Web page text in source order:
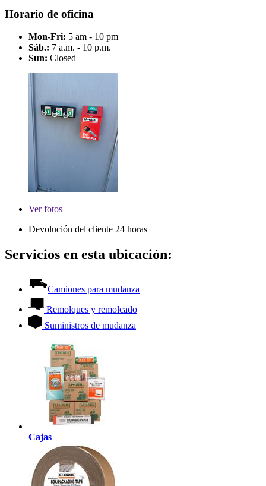
Horario de oficina
Mon-Fri: 5 am - 10 pm
Sáb.: 7 a.m. - 10 p.m.
Sun: Closed
Verfotos
Devolución del cliente 24 horas
Servicios en esta ubicación:
Camiones para mudanza
Remolques y remolcado
Suministros de mudanza
Cajas